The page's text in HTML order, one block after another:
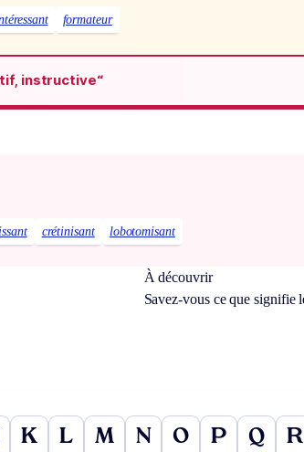
formateur
instructive“
crétinisant lobotomisant
À découvrir
Savez-vous ce que signifie
K L M N O P Q R